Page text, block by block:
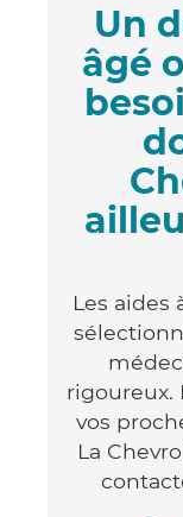
Un
âgé
Les aides
rigoureux.
vos
La